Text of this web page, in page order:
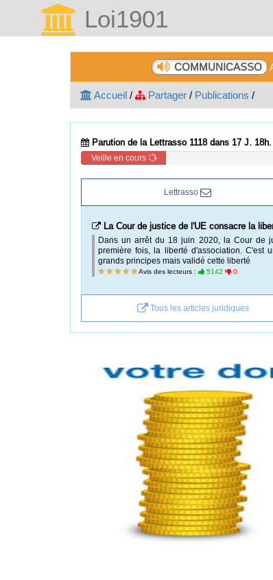
Loi1901
COMMUNICASSO
Accueil / Partager / Publications /
Parution de la Lettrasso 1118 dans 17 J.
Veille en cours
Lettrasso
Comment calculer la gratification
De très nombreuses associations font
satisfaisantes de part et d'autre. Mais
gratification du stagiaire qui est en cause. En
Avis des lecteurs : 3842 0
Tous les articles juridiques